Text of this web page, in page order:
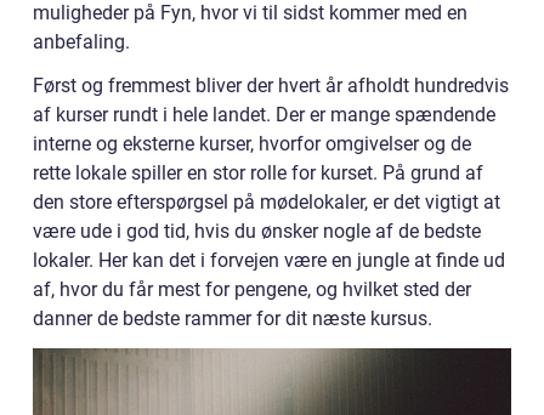
muligheder på Fyn, hvor vi til sidst kommer med en
anbefaling.
Først og fremmest bliver der hvert år afholdt hundredvis
af kurser rundt i hele landet. Der er mange spændende
interne og eksterne kurser, hvorfor omgivelser og de
rette lokale spiller en stor rolle for kurset. På grund af
den store efterspørgsel på mødelokaler, er det vigtigt at
være ude i god tid, hvis du ønsker nogle af de bedste
lokaler. Her kan det i forvejen være en jungle at finde ud
af, hvor du får mest for pengene, og hvilket sted der
danner de bedste rammer for dit næste kursus.